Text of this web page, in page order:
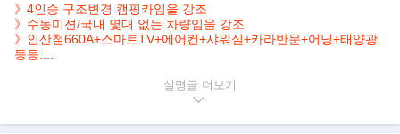
》4인승 구조변경 캠핑카임을 강조
》수동미션/국내 몇대 없는 차량임을 강조
》인산철660A+스마트TV+에어컨+샤워실+카라반문+어닝+태양광
등등....
- 차량모델: 뉴카운티 4인승 롱바디 프리미엄 캠핑카 스틱(m/t)
- 차량연식: 2013년 3월
설명글